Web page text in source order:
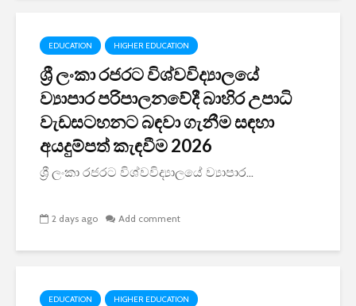
EDUCATION HIGHER EDUCATION
ශ්‍රී ලංකා රජරට විශ්වවිද්‍යාලයේ
ව්‍යාපාර පරිපාලනවේදී බාහිර උපාධි
වැඩසටහනට බඳවා ගැනීම සඳහා
අයදුම්පත් කැඳවීම 2026
ශ්‍රී ලංකා රජරට විශ්වවිද්‍යාලයේ ව්‍යාපාර...
2 days ago Add comment
EDUCATION HIGHER EDUCATION